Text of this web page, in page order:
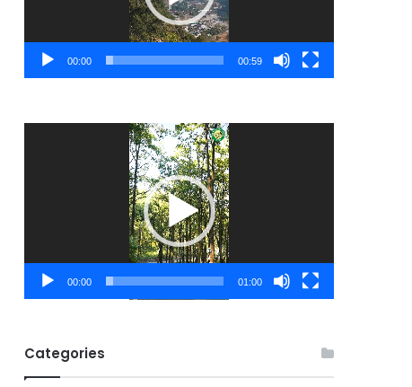
00:00 00:59
00:00 01:00
Categories